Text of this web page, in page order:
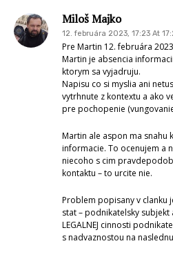
Miloš Majko
12. februára 2023, 17:23 At
Pre Martin 12. februára
Martin je absencia
ktorym sa vyjadruju.
Napisu co si myslia ani
vytrhnute z kontextu a ako
pre pochopenie
Martin ale aspon ma snahu
informacie. To ocenujem a
niecoho s cim
kontaktu – to urcite nie.
Problem popisany v clanku
stat – podnikatelsky
LEGALNEJ cinnosti
s nadvaznostou na